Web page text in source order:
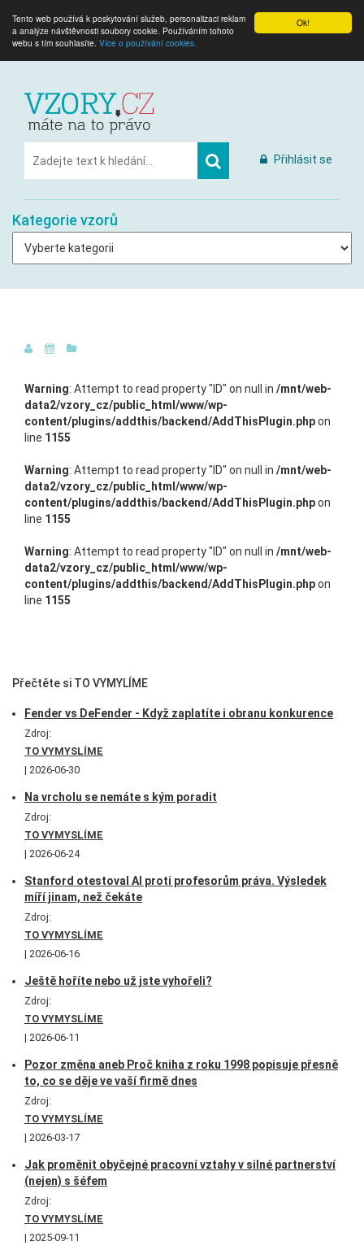
Ok!
Tento web používá k poskytování služeb, personalizaci reklam
a analýze návštěvnosti soubory cookie. Používáním tohoto
webu s tím souhlasíte. Více o používání cookies.
Přihlásit se
Kategorie vzorů
Warning: Attempt to read property "ID" on null in /mnt/web-
data2/vzory_cz/public_html/www/wp-
content/plugins/addthis/backend/AddThisPlugin.phpon
line 1155
Warning: Attempt to read property "ID" on null in /mnt/web-
data2/vzory_cz/public_html/www/wp-
content/plugins/addthis/backend/AddThisPlugin.phpon
line 1155
Warning: Attempt to read property "ID" on null in /mnt/web-
data2/vzory_cz/public_html/www/wp-
content/plugins/addthis/backend/AddThisPlugin.phpon
line 1155
Přečtěte si TO VYMYLÍME
Fender vs DeFender - Když zaplatíte i obranu konkurence
Zdroj:
TO VYMYSLÍME
2026-06-30
Na vrcholu se nemáte s kým poradit
Zdroj:
TO VYMYSLÍME
2026-06-24
Stanford otestoval AI proti profesorům práva. Výsledek
míří jinam, než čekáte
Zdroj:
TO VYMYSLÍME
2026-06-16
Ještě hoříte nebo už jste vyhořeli?
Zdroj:
TO VYMYSLÍME
2026-06-11
Pozor změna aneb Proč kniha z roku 1998 popisuje přesně
to, co se děje ve vaší firmě dnes
Zdroj:
TO VYMYSLÍME
2026-03-17
Jak proměnit obyčejné pracovní vztahy v silné partnerství
(nejen) s šéfem
Zdroj:
TO VYMYSLÍME
2025-09-11